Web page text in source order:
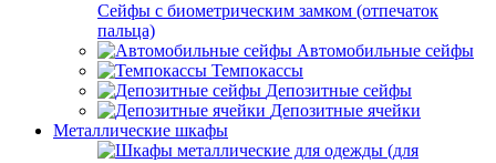
Сейфы с биометрическим замком (отпечаток
пальца)
Автомобильные сейфы
Темпокассы
Депозитные сейфы
Депозитные ячейки
Металлические шкафы